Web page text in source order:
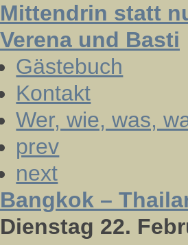
Mittendrin statt
Verena und Basti
Gästebuch
Kontakt
Wer, wie, was,
prev
next
Bangkok –
Dienstag 22.